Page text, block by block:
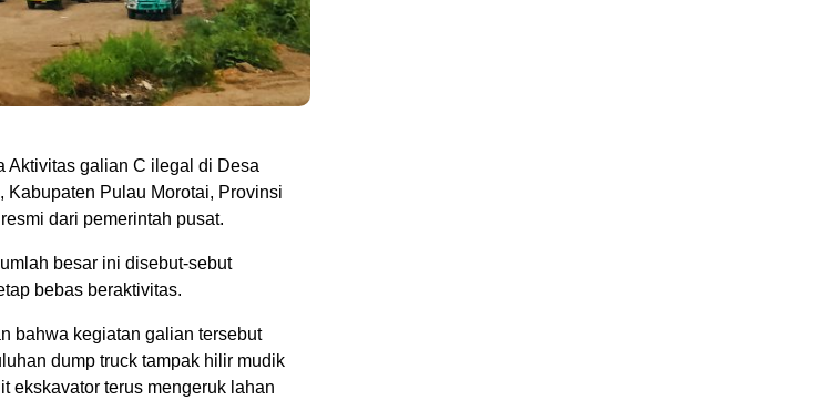
Aktivitas galian C ilegal di Desa
Kabupaten Pulau Morotai, Provinsi
dari pemerintah pusat.
besar ini disebut-sebut
bebas beraktivitas.
bahwa kegiatan galian tersebut
dump truck tampak hilir mudik
ekskavator terus mengeruk lahan